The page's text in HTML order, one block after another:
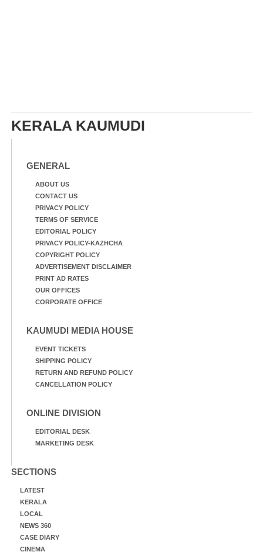
KERALA KAUMUDI
GENERAL
ABOUT US
CONTACT US
PRIVACY POLICY
TERMS OF SERVICE
EDITORIAL POLICY
PRIVACY POLICY-KAZHCHA
COPYRIGHT POLICY
ADVERTISEMENT DISCLAIMER
PRINT AD RATES
OUR OFFICES
CORPORATE OFFICE
KAUMUDI MEDIA HOUSE
EVENT TICKETS
SHIPPING POLICY
RETURN AND REFUND POLICY
CANCELLATION POLICY
ONLINE DIVISION
EDITORIAL DESK
MARKETING DESK
SECTIONS
LATEST
KERALA
LOCAL
NEWS 360
CASE DIARY
CINEMA